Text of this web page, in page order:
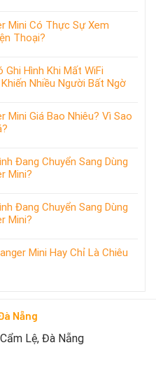
Mini Có Thực Sự Xem
Thoại?
Ghi Hình Khi Mất WiFi
Nhiều Người Bất Ngờ
Mini Giá Bao Nhiêu? Vì Sao
Đang Chuyển Sang Dùng
Mini?
Đang Chuyển Sang Dùng
Mini?
Mini Hay Chỉ Là Chiêu
Nẵng
Lệ, Đà Nẵng